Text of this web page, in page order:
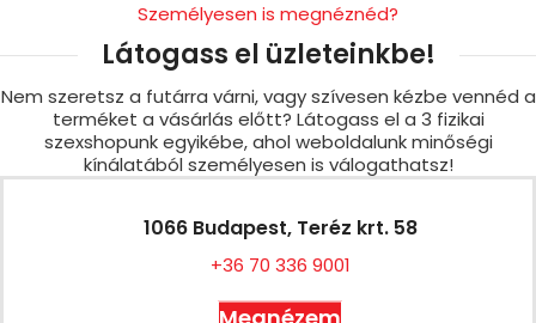
Személyesen is megnéznéd?
Látogass el üzleteinkbe!
Nem szeretsz a futárra várni, vagy szívesen kézbe vennéd a
terméket a vásárlás előtt? Látogass el a 3 fizikai
szexshopunk egyikébe, ahol weboldalunk minőségi
kínálatából személyesen is válogathatsz!
1066 Budapest, Teréz krt. 58
+36 70 336 9001